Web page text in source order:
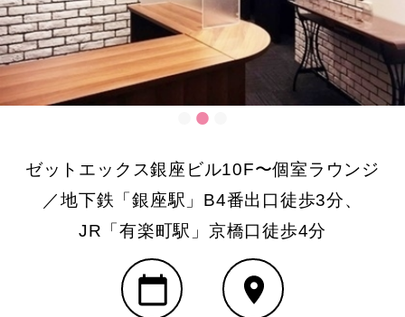
ゼットエックス銀座ビル10F〜個室ラウンジ
／地下鉄「銀座駅」B4番出口徒歩3分、
JR「有楽町駅」京橋口徒歩4分